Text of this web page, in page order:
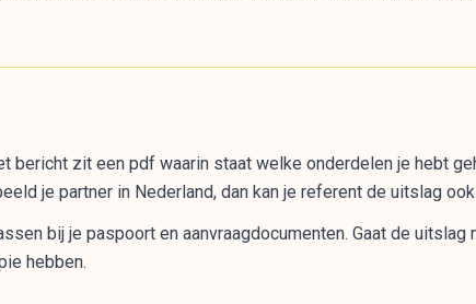
bericht zit een pdf waarin staat welke onderdelen je hebt
je partner in Nederland, dan kan je referent de uitslag
bij je paspoort en aanvraagdocumenten. Gaat de
hebben.